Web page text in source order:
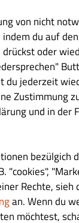
Alles Banh
in dieser
von nicht
du auf
oder
du jederzeit
Zustimmung
und in der
bezülgich
"cookies",
Rechte,
an. Wenn du
möchtest,